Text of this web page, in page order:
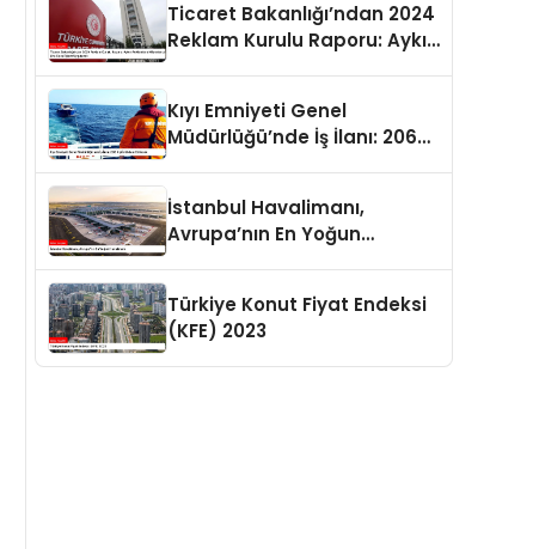
Ticaret Bakanlığı’ndan 2024
Reklam Kurulu Raporu: Aykırı
Kıyı Emniyeti Genel
Müdürlüğü’nde İş İlanı: 206
İstanbul Havalimanı,
Avrupa’nın En Yoğun
Türkiye Konut Fiyat Endeksi
(KFE) 2023